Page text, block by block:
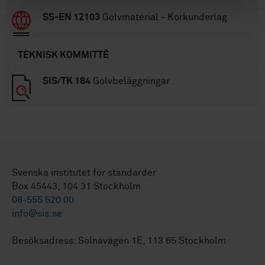
SS-EN 12103 Golvmaterial - Korkunderlag
TEKNISK KOMMITTÉ
SIS/TK 184 Golvbeläggningar
Svenska institutet för standarder
Box 45443, 104 31 Stockholm
08-555 520 00
info@sis.se
Besöksadress: Solnavägen 1E, 113 65 Stockholm